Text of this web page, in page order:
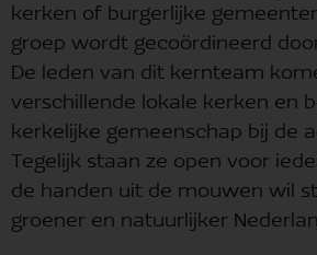
kerken of burgerlijke
groep wordt gecoördineerd
De leden van dit kernteam
verschillende lokale kerken en
kerkelijke gemeenschap bij de
Tegelijk staan ze open voor
de handen uit de mouwen wil
groener en natuurlijker